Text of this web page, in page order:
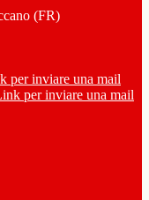
(FR)
per inviare una mail
per inviare una mail